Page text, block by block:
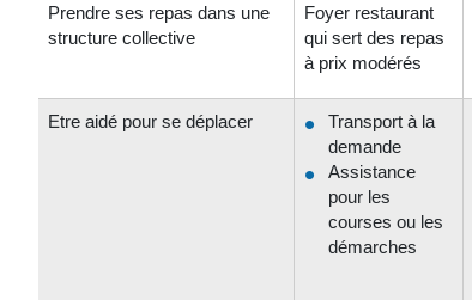
Prendre ses repas dans une
structure collective
Foyer restaurant
qui sert des repas
à prix modérés
Etre aidé pour se déplacer
Transport à la
demande
Assistance
pour les
courses ou les
démarches